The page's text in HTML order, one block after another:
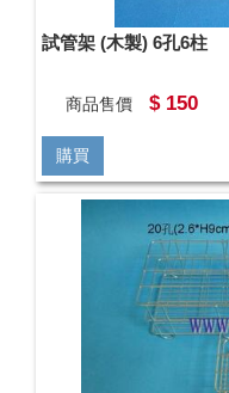
試管架 (木製) 6孔6柱
商品售價 $ 150
購買